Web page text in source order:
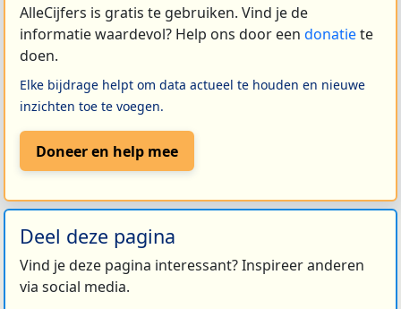
AlleCijfers is gratis te gebruiken. Vind je de
informatie waardevol? Help ons door een donatiete
doen.
Elke bijdrage helpt om data actueel te houden en nieuwe
inzichten toe te voegen.
Doneer en help mee
Deel deze pagina
Vind je deze pagina interessant? Inspireer anderen
via social media.